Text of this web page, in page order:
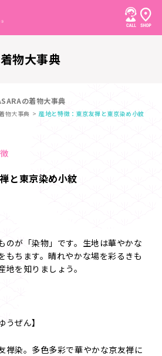
着物大事典
の着物大事典
物大事典 産地と特徴：東京友禅と東京染め小紋
と東京染め小紋
のが「染物」です。生地は華やかな
もちます。晴れやかな場を彩るきも
を知りましょう。
ぜん】
禅染。多色多彩で華やかな京友禅に